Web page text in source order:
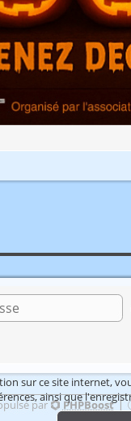
sur ce site internet,
ainsi que
par PHPBoost|